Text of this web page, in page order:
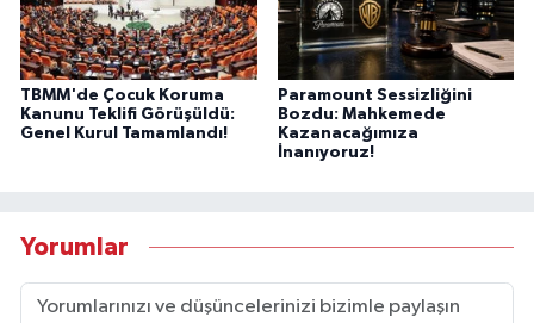
TBMM'de Çocuk Koruma
Kanunu Teklifi Görüşüldü:
Genel Kurul Tamamlandı!
Paramount Sessizliğini
Bozdu: Mahkemede
Kazanacağımıza
İnanıyoruz!
Yorumlar